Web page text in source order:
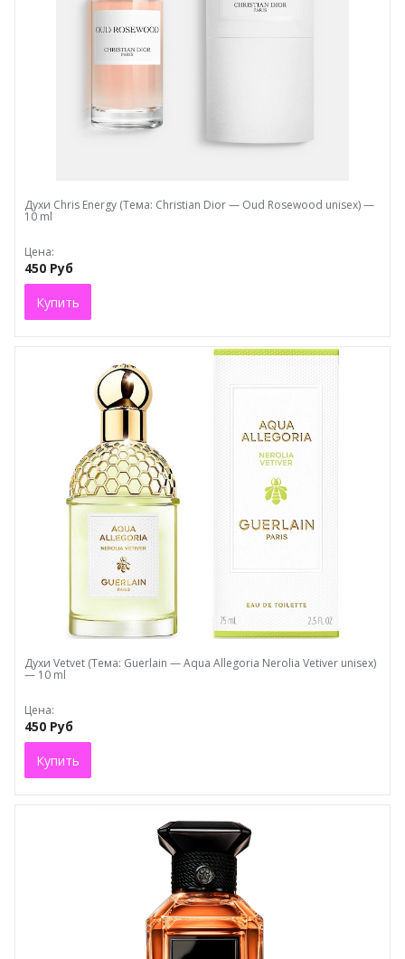
Духи Chris Energy (Тема: Christian Dior — Oud Rosewood unisex) —
10 ml
Цена:
450 Руб
Купить
Духи Vetvet (Тема: Guerlain — Aqua Allegoria Nerolia Vetiver unisex)
— 10 ml
Цена:
450 Руб
Купить